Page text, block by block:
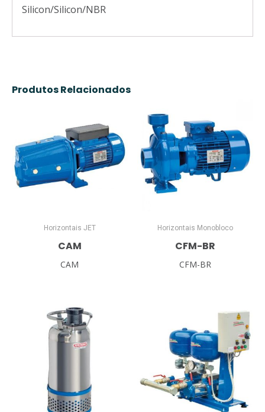
Silicon/Silicon/NBR
Produtos Relacionados
Horizontais JET
CAM
CAM
Horizontais Monobloco
CFM-BR
CFM-BR